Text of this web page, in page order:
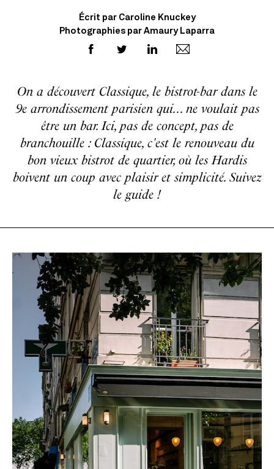
Écrit par Caroline Knuckey
Photographies par Amaury Laparra
On a découvert Classique, le bistrot-bar dans le
9e arrondissement parisien qui... ne voulait pas
être un bar. Ici, pas de concept, pas de
branchouille : Classique, c'est le renouveau du
bon vieux bistrot de quartier, où les Hardis
boivent un coup avec plaisir et simplicité. Suivez
le guide !